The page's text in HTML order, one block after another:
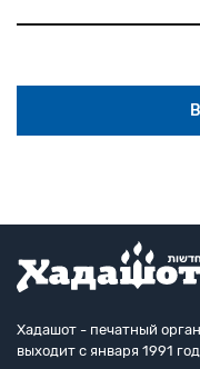
Хадашот - печатный
выходит с января 1991